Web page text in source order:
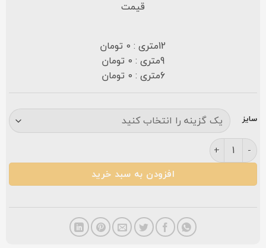
قیمت
12متری : 0 تومان
9متری : 0 تومان
6متری : 0 تومان
سایز
فرش مشهد 1500 شانه طرح 814007 موشی حاشیه کاربنی گلبرجسته عدد
افزودن به سبد خرید